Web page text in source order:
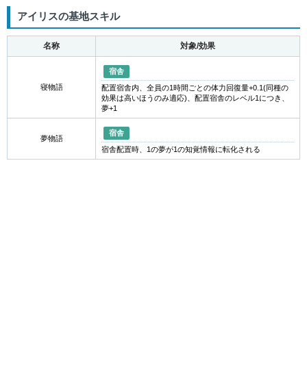
アイリスの基地スキル
名称 対象/効果
寝物語
宿舎
配置宿舎内、全員の1時間ごとの体力回復量+0.1(同種の
効果は高いほうのみ適応)、配置宿舎のレベル1につき、
夢+1
夢物語
宿舎
宿舎配置時、1の夢が1の知覚情報に転化される